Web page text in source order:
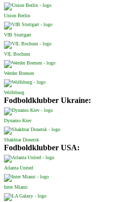
Union Berlin
VfB Stuttgart
VfL Bochum
Werder Bremen
Wolfsburg
Fodboldklubber Ukraine:
Dynamo Kiev
Shakhtar Donetsk
Fodboldklubber USA:
Atlanta United
Inter Miami